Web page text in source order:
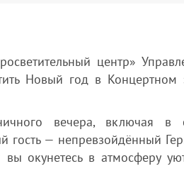
центр»
Новый год в Концертном
вечера, включая в
гость — непревзойдённый
окунетесь в атмосферу